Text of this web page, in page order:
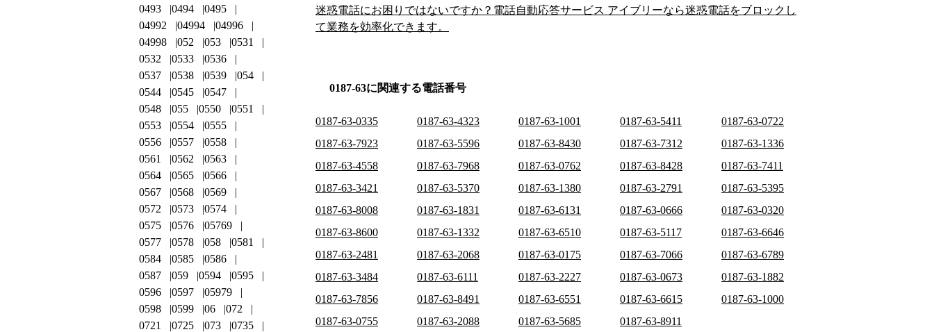
迷惑電話にお困りではないですか？電話自動応答サービス アイブリーなら迷惑電話をブロックし
て業務を効率化できます。
0187-63に関連する電話番号
0187-63-0335 0187-63-4323 0187-63-1001 0187-63-5411
0187-63-0722
0187-63-7923
0187-63-5596 0187-63-8430 0187-63-7312
0187-63-1336
0187-63-4558
0187-63-7968 0187-63-0762 0187-63-8428
0187-63-7411
0187-63-3421
0187-63-5370 0187-63-1380 0187-63-2791
0187-63-5395
0187-63-8008
0187-63-1831 0187-63-6131 0187-63-0666
0187-63-0320
0187-63-8600
0187-63-1332 0187-63-6510 0187-63-5117
0187-63-6646
0187-63-2481
0187-63-2068 0187-63-0175 0187-63-7066
0187-63-6789
0187-63-3484
0187-63-6111 0187-63-2227 0187-63-0673
0187-63-1882
0187-63-7856
0187-63-8491 0187-63-6551 0187-63-6615
0187-63-1000
0187-63-0755
0187-63-2088 0187-63-5685 0187-63-8911
0493
0494
0495
04992
04994
04996
04998
052 053
0531
0532
0533
0536
0537
0538 0539
054
0544
0545
0547
0548
055 0550
0551
0553
0554
0555
0556
0557
0558
0561
0562
0563
0564
0565
0566
0567
0568
0569
0572
0573
0574
0575
0576
05769
0577
0578 058
0581
0584
0585
0586
0587
059 0594
0595
0596
0597
05979
0598
0599 06
072
0721
0725 073
0735